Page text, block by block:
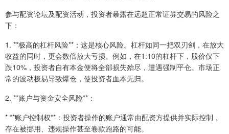
参与配资论坛及配资活动，投资者暴露在远超正常证券交易的风险之
下：
1. **极高的杠杆风险**：这是核心风险。杠杆如同一把双刃剑，在放大
收益的同时，更会数倍放大亏损。例如，在1:10的杠杆下，股价仅下
跌10%，投资者自有本金便将全部损失殆尽，遭遇强制平仓。市场正
常的波动极易导致爆仓，使投资者血本无归。
2. **账户与资金安全风险**：
* **账户控制权**：投资者操作的账户通常由配资方提供并实际控制，
存在被挪用、违规操作甚至卷款跑路的可能。